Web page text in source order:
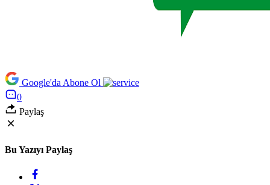
Google'da Abone Ol
0
Paylaş
Bu Yazıyı Paylaş